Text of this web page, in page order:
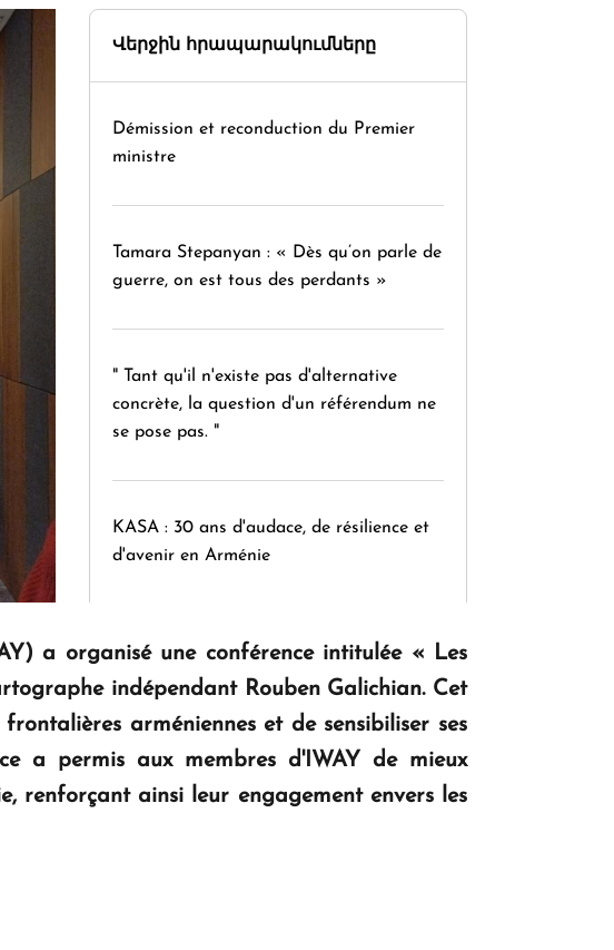
Վերջին հրապարակումները
Démission et reconduction du Premier
ministre
Tamara Stepanyan : « Dès qu’on parle de
guerre, on est tous des perdants »
" Tant qu'il n'existe pas d'alternative
concrète, la question d'un référendum ne
se pose pas. "
KASA : 30 ans d'audace, de résilience et
d'avenir en Arménie
Le premier hôtel Hyatt Regency
d'Arménie ouvrira ses portes à Dilijan
a organisé une conférence intitulée « Les
indépendant Rouben Galichian. Cet
arméniennes et de sensibiliser ses
a permis aux membres d'IWAY de mieux
renforçant ainsi leur engagement envers les